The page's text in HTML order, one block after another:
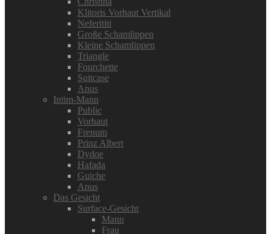
Klitoris Vorhaut Vertikal
Neferititi
Große Schamlippen
Kleine Schamlippen
Triangle
Fourchette
Suitcase
Anus
Intim-Mann
Public
Vorhaut
Frenum
Prinz Albert
Dydoe
Hafada
Guiche
Anus
Das Gesicht
Surface-Gesicht
Mann
Frau